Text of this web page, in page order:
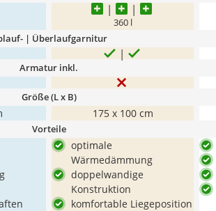
360 l
| Überlaufgarnitur
Armatur inkl.
Größe (L x B)
175 x 100 cm
Vorteile
optimale
Wärmedämmung
doppelwandige
Konstruktion
komfortable Liegeposition